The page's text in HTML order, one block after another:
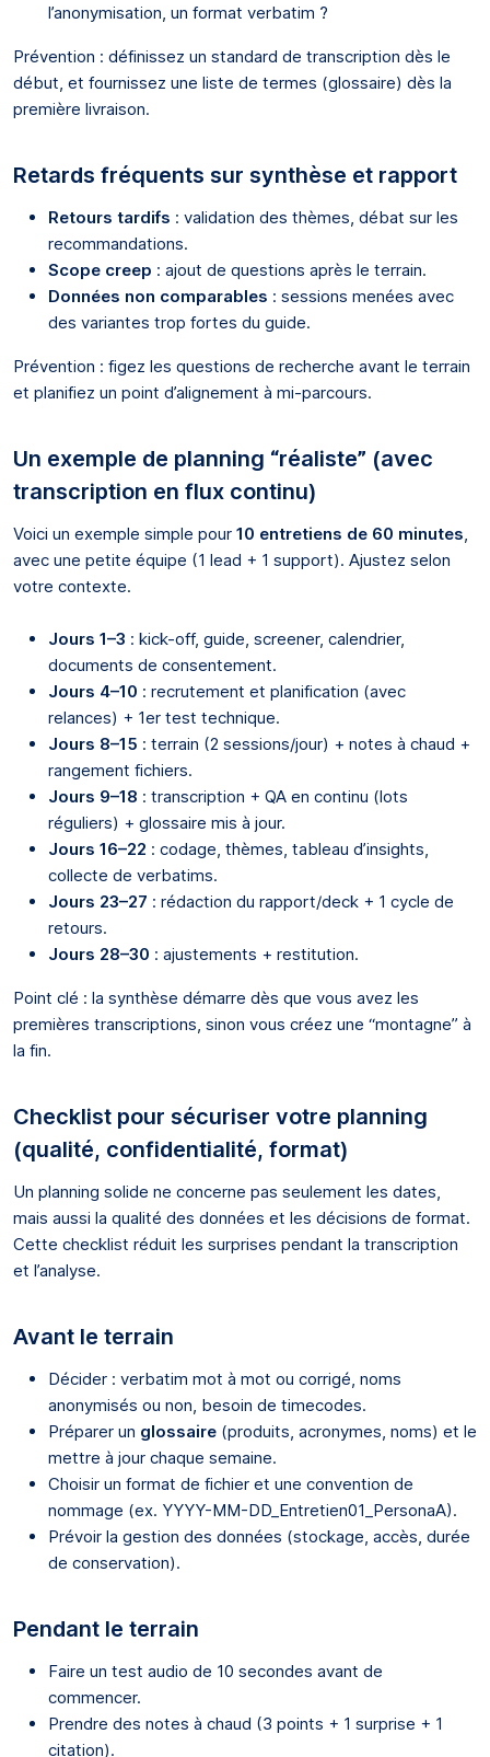
l’anonymisation, un format verbatim ?
Prévention : définissez un standard de transcription dès le
début, et fournissez une liste de termes (glossaire) dès la
première livraison.
Retards fréquents sur synthèse et rapport
Retours tardifs : validation des thèmes, débat sur les
recommandations.
Scope creep : ajout de questions après le terrain.
Données non comparables : sessions menées avec
des variantes trop fortes du guide.
Prévention : figez les questions de recherche avant le terrain
et planifiez un point d’alignement à mi-parcours.
Un exemple de planning “réaliste” (avec
transcription en flux continu)
Voici un exemple simple pour 10 entretiens de 60 minutes
avec une petite équipe (1 lead + 1 support). Ajustez selon
votre contexte.
Jours 1–3 : kick-off, guide, screener, calendrier,
documents de consentement.
Jours 4–10 : recrutement et planification (avec
relances) + 1er test technique.
Jours 8–15 : terrain (2 sessions/jour) + notes à chaud +
rangement fichiers.
Jours 9–18 : transcription + QA en continu (lots
réguliers) + glossaire mis à jour.
Jours 16–22 : codage, thèmes, tableau d’insights,
collecte de verbatims.
Jours 23–27 : rédaction du rapport/deck + 1 cycle de
retours.
Jours 28–30 : ajustements + restitution.
Point clé : la synthèse démarre dès que vous avez les
premières transcriptions, sinon vous créez une “montagne” à
la fin.
Checklist pour sécuriser votre planning
(qualité, confidentialité, format)
Un planning solide ne concerne pas seulement les dates,
mais aussi la qualité des données et les décisions de format.
Cette checklist réduit les surprises pendant la transcription
et l’analyse.
Avant le terrain
Décider : verbatim mot à mot ou corrigé, noms
anonymisés ou non, besoin de timecodes.
Préparer un glossaire (produits, acronymes, noms) et le
mettre à jour chaque semaine.
Choisir un format de fichier et une convention de
nommage (ex. YYYY-MM-DD_Entretien01_PersonaA).
Prévoir la gestion des données (stockage, accès, durée
de conservation).
Pendant le terrain
Faire un test audio de 10 secondes avant de
commencer.
Prendre des notes à chaud (3 points + 1 surprise + 1
citation).